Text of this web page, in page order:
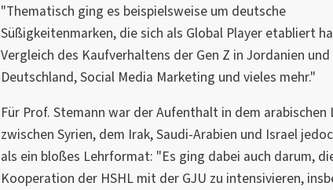
"Thematisch ging es beispielsweise um deutsche
Süßigkeitenmarken, die sich als Global Player etabliert
Vergleich des Kaufverhaltens der Gen Z in Jordanien und
Deutschland, Social Media Marketing und vieles mehr."
Für Prof. Stemann war der Aufenthalt in dem arabischen
zwischen Syrien, dem Irak, Saudi-Arabien und Israel
als ein bloßes Lehrformat: "Es ging dabei auch darum,
Kooperation der HSHL mit der GJU zu intensivieren,